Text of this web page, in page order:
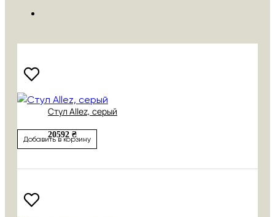
Стул Allez, серый
20592 ₴
Добавить в корзину